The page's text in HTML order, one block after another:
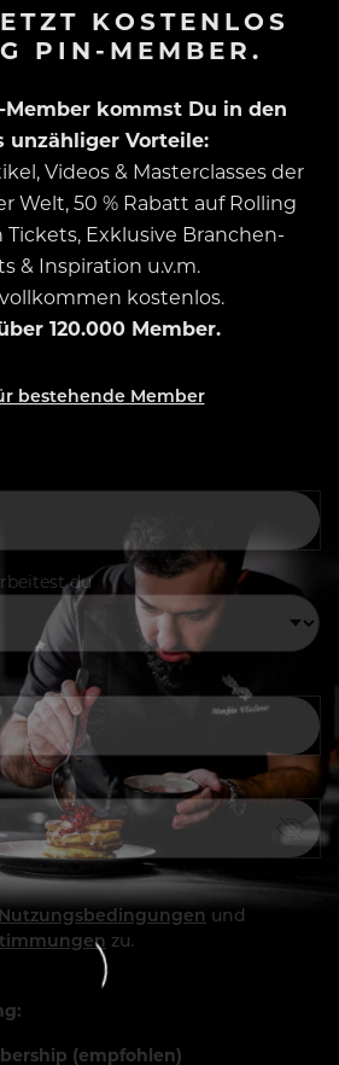
KOSTENLOS
PIN-MEMBER.
kommst Du in den
unzähliger Vorteile:
Videos & Masterclasses der
Welt, 50 % Rabatt auf Rolling
Exklusive Branchen-
& Inspiration u.v.m.
kostenlos.
120.000 Member.
bestehende Member
du
Nutzungsbedingungen und
zu.
(empfohlen)